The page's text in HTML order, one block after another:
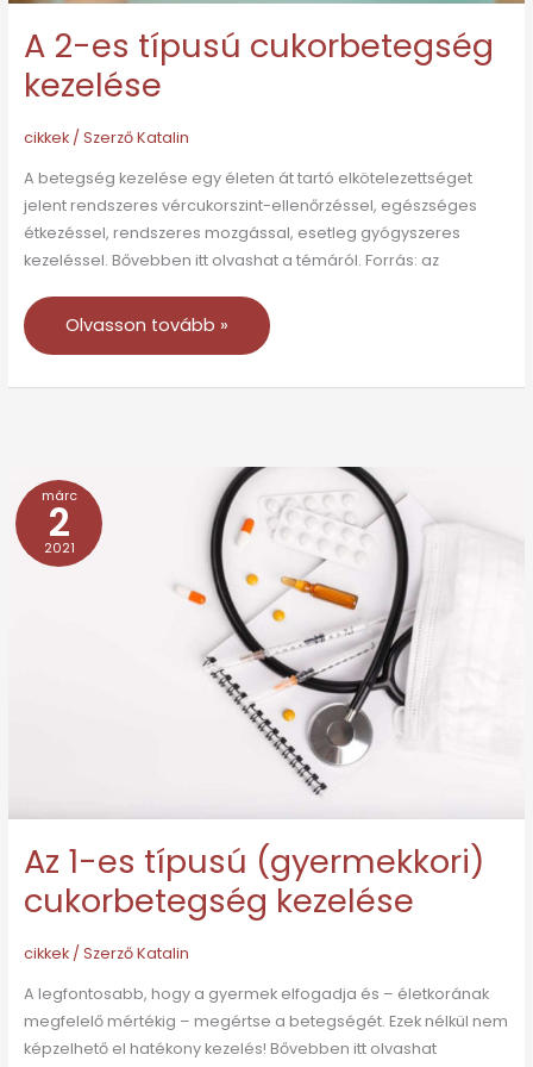
A 2-es típusú cukorbetegség
kezelése
cikkek/ SzerzőKatalin
A betegség kezelése egy életen át tartó elkötelezettséget
jelent rendszeres vércukorszint-ellenőrzéssel, egészséges
étkezéssel, rendszeres mozgással, esetleg gyógyszeres
kezeléssel. Bővebben itt olvashat a témáról. Forrás: az
Olvasson tovább »
márc
2
2021
Az 1-es típusú (gyermekkori)
cukorbetegség kezelése
cikkek/ SzerzőKatalin
A legfontosabb, hogy a gyermek elfogadja és – életkorának
megfelelő mértékig – megértse a betegségét. Ezek nélkül nem
képzelhető el hatékony kezelés! Bővebben itt olvashat
Az
1-
es